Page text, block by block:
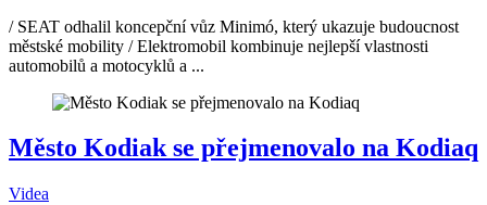
/ SEAT odhalil koncepční vůz Minimó, který ukazuje budoucnost
městské mobility / Elektromobil kombinuje nejlepší vlastnosti
automobilů a motocyklů a ...
Město Kodiak se přejmenovalo na Kodiaq
Videa